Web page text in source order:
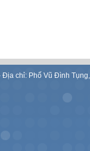
chỉ: Phố Vũ Đình